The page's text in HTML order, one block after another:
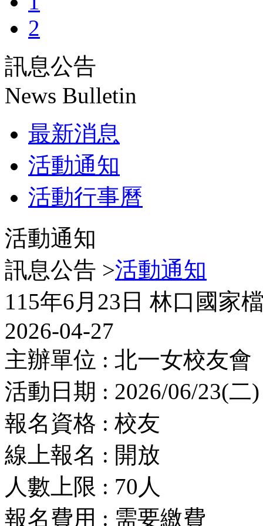
2
訊息公告
News Bulletin
最新消息
活動通知
活動行事曆
活動通知
訊息公告 >活動通知
115年6月23日 林口國家
2026-04-27
主辦單位 : 北一女校友會
活動日期 : 2026/06/23(二
報名資格 : 校友
線上報名 : 開放
人數上限 : 70人
報名費用 : 需要繳費